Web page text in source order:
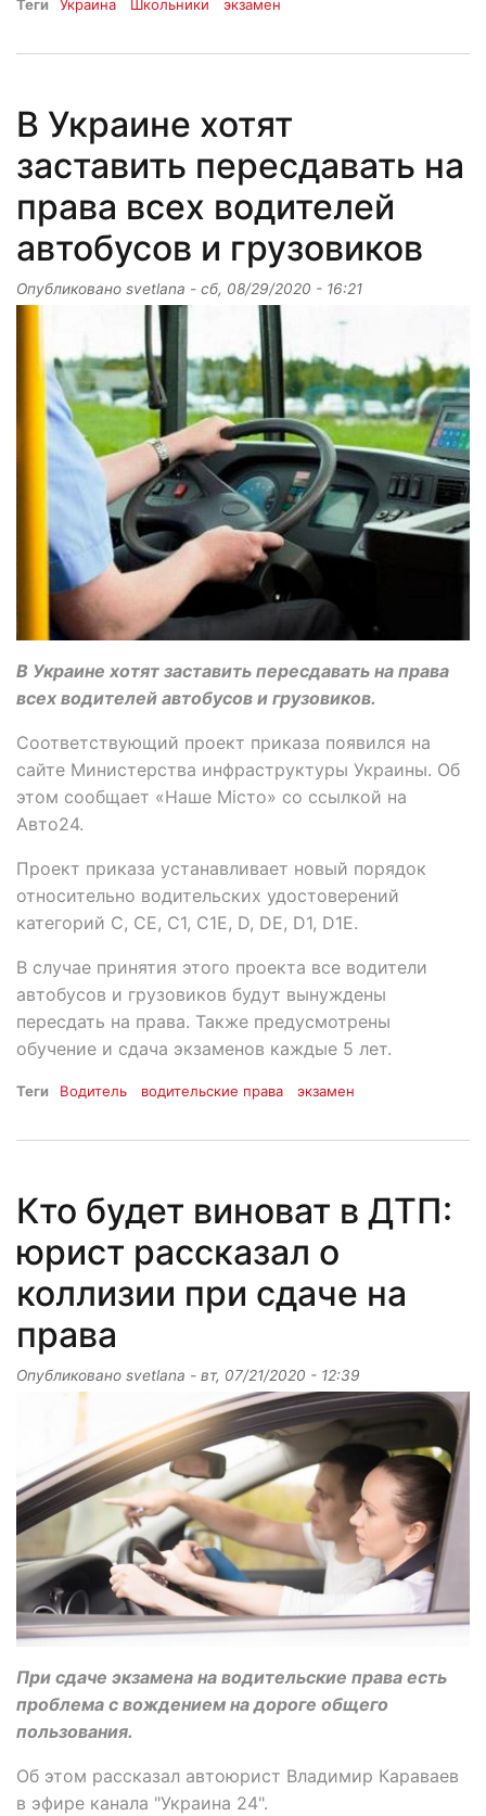
Теги Украина Школьники экзамен
В Украине хотят
заставить пересдавать на
права всех водителей
автобусов и грузовиков
Опубликовано svetlana - сб, 08/29/2020 - 16:21
В Украине хотят заставить пересдавать на права
всех водителей автобусов и грузовиков.
Соответствующий проект приказа появился на
сайте Министерства инфраструктуры Украины. Об
этом сообщает «Наше Місто» со ссылкой на
Авто24.
Проект приказа устанавливает новый порядок
относительно водительских удостоверений
категорий С, СЕ, С1, С1Е, D, DE, D1, D1E.
В случае принятия этого проекта все водители
автобусов и грузовиков будут вынуждены
пересдать на права. Также предусмотрены
обучение и сдача экзаменов каждые 5 лет.
Теги Водитель водительские права экзамен
Кто будет виноват в ДТП:
юрист рассказал о
коллизии при сдаче на
права
Опубликовано svetlana - вт, 07/21/2020 - 12:39
При сдаче экзамена на водительские права есть
проблема с вождением на дороге общего
пользования.
Об этом рассказал автоюрист Владимир Караваев
в эфире канала "Украина 24".